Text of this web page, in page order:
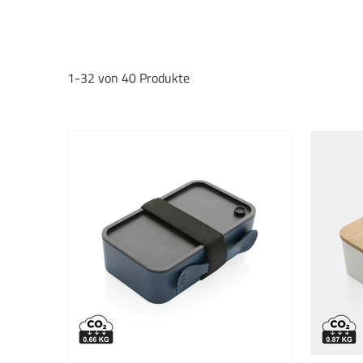
Tampondruck
Auswahl übernehmen
1-32 von 40 Produkte